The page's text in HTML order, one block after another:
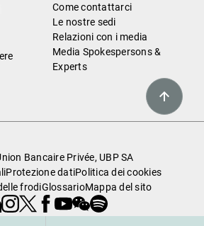
Come contattarci
Le nostre sedi
Relazioni con i media
Media Spokespersons &
Experts
Bancaire Privée, UBP SA
Protezione datiPolitica dei cookies
frodiGlossarioMappa del sito
Instagram
X Facebook
Youtube
WeChat
Spotify